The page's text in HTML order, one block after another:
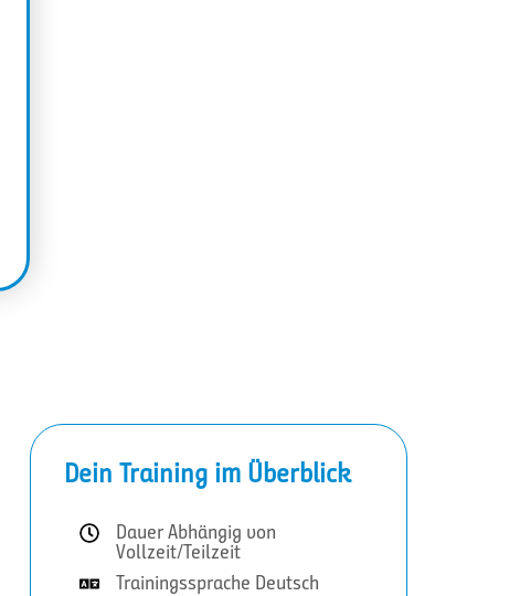
Dein Training im Überblick
Dauer Abhängig von
Vollzeit/Teilzeit
Trainingssprache Deutsch